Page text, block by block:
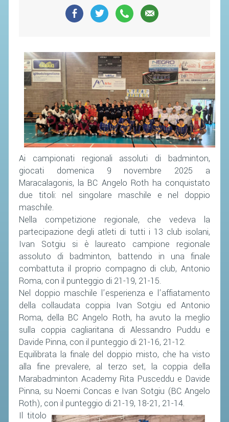
Ai campionati regionali assoluti di badminton,
giocati domenica 9 novembre 2025 a
Maracalagonis, la BC Angelo Roth ha conquistato
due titoli: nel singolare maschile e nel doppio
maschile.
Nella competizione regionale, che vedeva la
partecipazione degli atleti di tutti i 13 club isolani,
Ivan Sotgiu si è laureato campione regionale
assoluto di badminton, battendo in una finale
combattuta il proprio compagno di club, Antonio
Roma, con il punteggio di 21-19, 21-15.
Nel doppio maschile l’esperienza e l’affiatamento
della collaudata coppia Ivan Sotgiu ed Antonio
Roma, della BC Angelo Roth, ha avuto la meglio
sulla coppia cagliaritana di Alessandro Puddu e
Davide Pinna, con il punteggio di 21-16, 21-12.
Equilibrata la finale del doppio misto, che ha visto
alla fine prevalere, al terzo set, la coppia della
Marabadminton Academy Rita Pusceddu e Davide
Pinna, su Noemi Concas e Ivan Sotgiu (BC Angelo
Roth), con il punteggio di 21-19, 18-21, 21-14.
Il titolo
CALENDARIO